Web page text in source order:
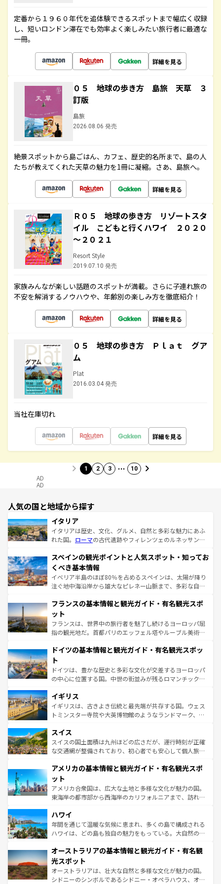
定番から１９６０年代を追体験できるスポットまで幅広く収録
し、短いロンドン滞在でも効率よく楽しみたい旅行者に最適な
一冊。
詳細を見る
０５ 地球の歩き方 島旅 天草 ３
訂版
島旅
2026.08.06 発売
絶景スポットから島ごはん、カフェ、歴史的名所まで、島の人
たちが教えてくれた天草の魅力を1冊に凝縮。さあ、島旅へ。
詳細を見る
Ｒ０５ 地球の歩き方 リゾートスタ
イル こどもと行くハワイ ２０２０
～２０２１
Resort Style
2019.07.10 発売
家族みんなが楽しい話題のスポットが満載。さらに子連れ旅の
不安を解消するノウハウや、年齢別の楽しみ方を徹底紹介！
詳細を見る
０５ 地球の歩き方 Ｐｌａｔ グア
ム
Plat
2016.03.04 発売
当社在庫切れ
詳細を見る
1 2 3 … 10
AD
AD
人気の国と地域から探す
イタリア
イタリアは歴史、文化、グルメ、自然と多彩な魅力にあふ
れた国。 ローマの古代遺跡やフィレンツェのルネッサンス
ろん、トスカーナの美しい田園風景やアマルフィ海岸の絶
景など、自然景観も見逃せない。観光の合間には、本場の
ピザやパスタなど、絶品のイタリア料理を堪能することも
できる。朝目覚めてから夜眠るまで、すべての瞬間を楽し
なお、新着のイタリア情報はコンテンツ一覧を参照してほ
しい。
スペインの観光ポイントと人気スポット・知ってお
くべき基本情報
イベリア半島のほぼ80％を占めるスペインは、太陽が降り
注ぐ地中海沿岸から雄大なピレネー山脈まで、多彩な自然
文化が根付くこの国では、情熱的なフラメンコ、熱気あふ
れる闘牛、そして美味しいタパスが生活の一部となってい
る。首都マドリードの洗練された雰囲気や、バルセロナの
アートに溢れた街角から、地方では古代ローマ遺跡や中世
せる。地方によって風土や気候が異なるスペインはその個
ンテンツ一覧 を参照してほしい。
フランスの基本情報と観光ガイド・有名観光スポ
ット
フランスは、世界中の旅行者を魅了し続けるヨーロッパ屈
指の観光地だ。首都パリのエッフェル塔やルーブル美術館
で、幅広い魅力が詰まっている。華麗な宮殿、歴史的な大
聖堂、美しいビーチ、そして豊かな自然が、訪れる者を心
から魅了する。また、フランスは美食の国としても知ら
れ、フランス料理はユネスコ無形文化遺産にも登録されて
香り高いラベンダー畑など、多彩な楽しみ方が可能だ。さ
らに、パリ以外の地域にも魅力が溢れており、どの街角に
も豊かな歴史と文化が息づいている。パリ以外の個性あふ
を参照してほしい。
ドイツの基本情報と観光ガイド・有名観光スポッ
ト
ドイツは、豊かな歴史と多彩な文化が交差するヨーロッパ
の中心に位置する国。中世の街並みが残るロマンチック街
顔を持つこの国は、どこを歩いても飽きることがない。ベ
ルリンの文化的活気、バイエルン州のアルプスの絶景、そ
してライン川沿いのワイン畑といった風景は必見。ビール
は、お酒好きな人にはぜひ体験してほしい。 なお、新着の
ドイツ情報はコンテンツ一覧を参照してほしい。
イギリス
イギリスは、古きよき伝統と最先端が共存する国。ウェス
トミンスター寺院や大英博物館のようなランドマーク、歴
リアごとに異なる魅力がある。また、優雅なアフタヌーン
ティー、ビール好きにはたまらない英国パブ、サッカー観
戦など、本場だからこそできる体験も豊富。イギリスを旅
ンツ一覧を参照してほしい。
スイス
スイスの国土面積は九州ほどの広さだが、運行時刻が正確
な交通網が整備されており、初心者でも安心して個人旅行
の建物がそのまま残る町や、スイスならではのユニークな
博物館もあり、アルプス観光だけでなく町歩きも満喫する
ことができる。国民の所得が高いため物価も高いが、旅行
者向けの交通パス提供のサービスもあり、うまく活用すれ
着のスイス情報は
アメリカの基本情報と観光ガイド・有名観光スポ
ット
アメリカ合衆国は、広大な土地と多様な文化が魅力の国。
東海岸の都市部から西海岸のカリフォルニアまで、訪れる
のような巨大都市は、観光、ショッピング、エンターテイ
ンメントが詰まった刺激的なスポットだ。一方、アメリカ
西部には大自然が広がり、グランドキャニオンやイエロー
部のニューオーリンズでは、音楽と美食が融合した独特の
文化が魅力。旅行者はアメリカの各地域で異なる魅力を楽
しみながら、その多様性と豊かな歴史を感じることができ
るだろう。車でのロードトリップや列車の旅も、アメリカ
ハワイ
年間を通じて温暖な気候に恵まれ、多くの島で構成される
ハワイは、どの島も独自の魅力をもっている。大自然の神
ワイ島は見逃せない。また、定番の観光地といえばオアフ
島だが、静かな自然を求めるならマウイ島やカウアイ島が
おすすめ。エメラルドグリーンに輝く海をはじめ、豊かな
文化や歴史が息づいている。「アロハスピリット」と呼ば
オーストラリアの基本情報と観光ガイド・有名観
光スポット
オーストラリアは、壮大な自然と多様な文化が魅力の国。
シドニーのシンボルであるシドニー・オペラハウス、オー